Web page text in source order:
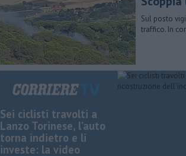
Sul posto
traffico. In
Sei ciclisti travolti a
Lanzo Torinese, l’auto
torna indietro e li
investe: la video